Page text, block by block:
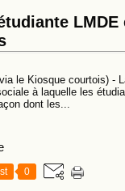
le Kiosque courtois) -
à laquelle les
dont les...
0